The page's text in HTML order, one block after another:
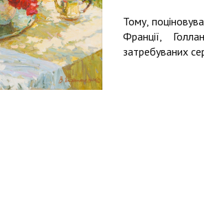
Тому,
Франції,
затребуваних